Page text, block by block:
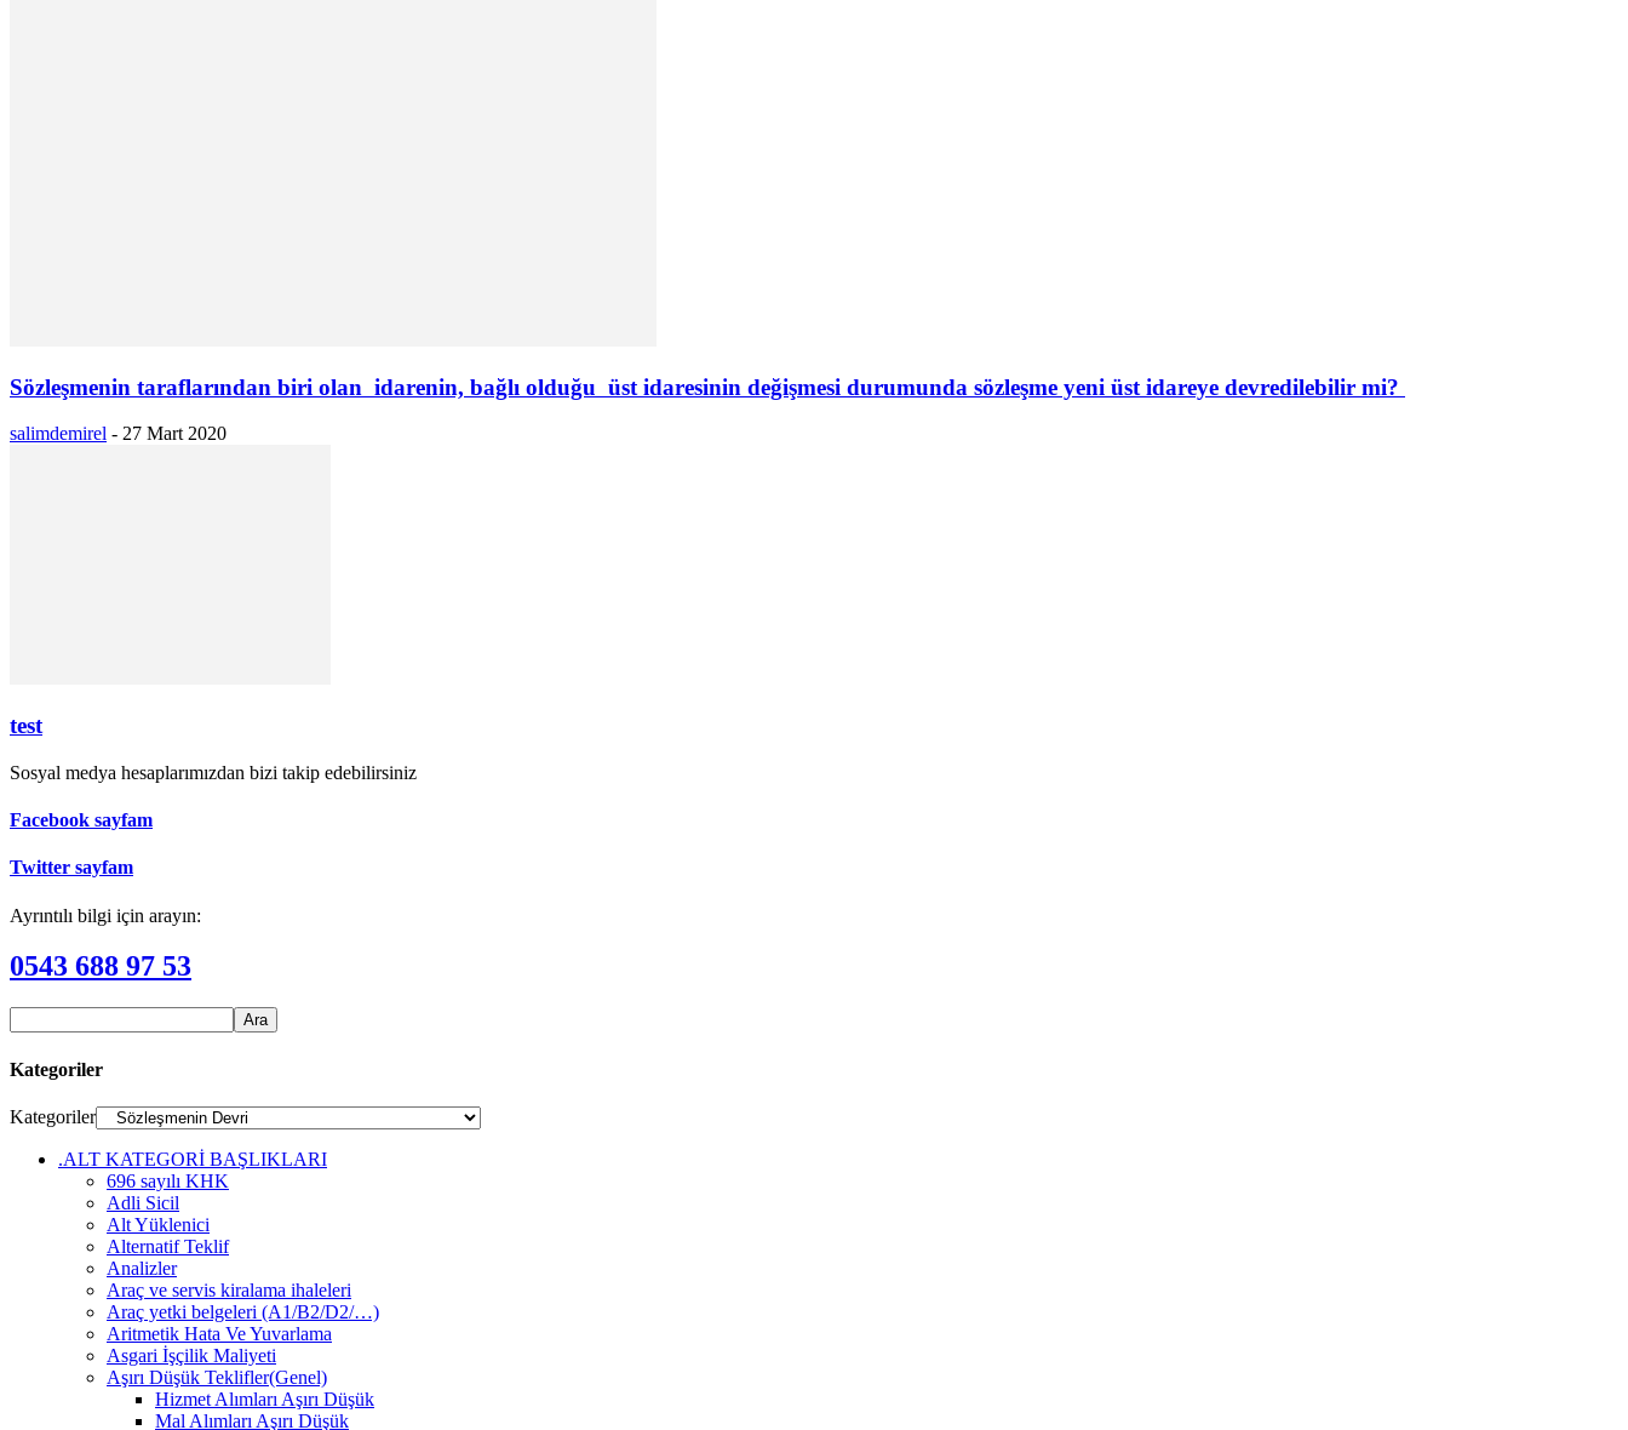
Sözleşmenin taraflarından biri olan idarenin, bağlı olduğu üst idaresinin değişmesi durumunda sözleşme yeni üst idareye devredilebilir mi?
salimdemirel - 27 Mart 2020
test
Sosyal medya hesaplarımızdan bizi takip edebilirsiniz
Facebook sayfam
Twitter sayfam
Ayrıntılı bilgi için arayın:
0543 688 97 53
Kategoriler
Kategoriler
.ALT KATEGORİ BAŞLIKLARI
696 sayılı KHK
Adli Sicil
Alt Yüklenici
Alternatif Teklif
Analizler
Araç ve servis kiralama ihaleleri
Araç yetki belgeleri (A1/B2/D2/…)
Aritmetik Hata Ve Yuvarlama
Asgari İşçilik Maliyeti
Aşırı Düşük Teklifler(Genel)
Hizmet Alımları Aşırı Düşük
Mal Alımları Aşırı Düşük